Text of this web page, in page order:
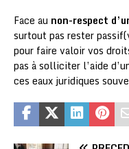
Face au non-respect
surtout pas rester
pour faire valoir vos
pas à solliciter l’aide
ces eaux juridiques